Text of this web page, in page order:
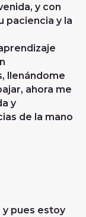
y con
paciencia y la
llenándome
ahora me
y
de la mano
y pues estoy